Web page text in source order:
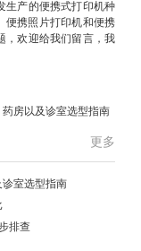
生产的便携式打印机种
便携照片打印机和便携
，欢迎给我们留言，我
房以及诊室选型指南
更多
室选型指南
排查